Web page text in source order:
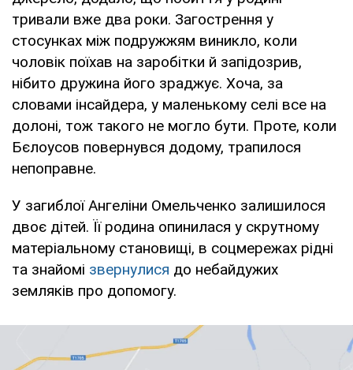
тривали вже два роки. Загострення у
стосунках між подружжям виникло, коли
чоловік поїхав на заробітки й запідозрив,
нібито дружина його зраджує. Хоча, за
словами інсайдера, у маленькому селі все на
долоні, тож такого не могло бути. Проте, коли
Бєлоусов повернувся додому, трапилося
непоправне.
У загиблої Ангеліни Омельченко залишилося
двоє дітей. Її родина опинилася у скрутному
матеріальному становищі, в соцмережах рідні
та знайомі звернулися до небайдужих
земляків про допомогу.